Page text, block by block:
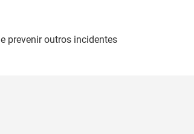
prevenir outros incidentes